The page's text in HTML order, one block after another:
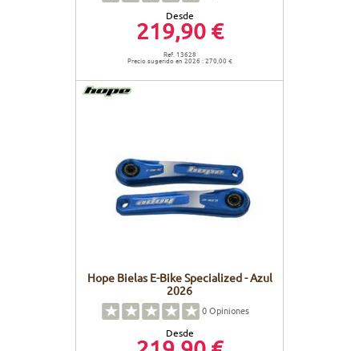
Desde
219,90 €
Ref. 13628
Precio sugerido en 2026 : 270,00 €
Hope Bielas E-Bike Specialized - Azul
2026
0Opiniones
Desde